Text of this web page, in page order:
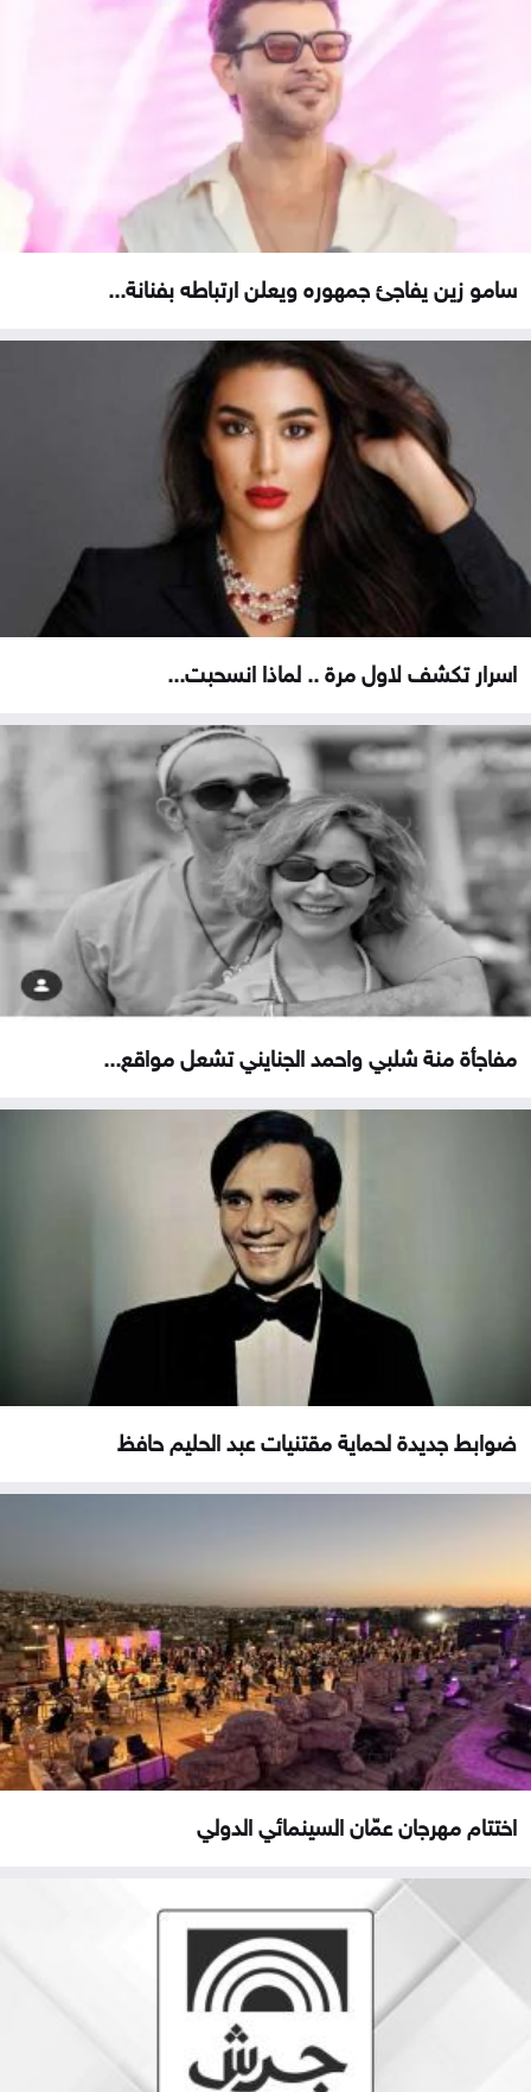
سامو زين يفاجئ جمهوره ويعلن ارتباطه بفنانة...
اسرار تكشف لاول مرة .. لماذا انسحبت...
مفاجأة منة شلبي واحمد الجنايني تشعل مواقع...
ضوابط جديدة لحماية مقتنيات عبد الحليم حافظ
اختتام مهرجان عمّان السينمائي الدولي